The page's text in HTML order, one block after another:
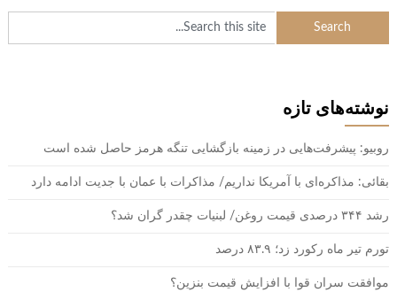
نوشته‌های تازه
روبیو: پیشرفت‌هایی در زمینه بازگشایی تنگه هرمز حاصل شده است
بقائی: مذاکره‌ای با آمریکا نداریم/ مذاکرات با عمان با جدیت ادامه دارد
رشد ۳۴۴ درصدی قیمت روغن/ لبنیات چقدر گران شد؟
تورم تیر ماه رکورد زد؛ ۸۳.۹ درصد
موافقت سران قوا با افزایش قیمت بنزین؟